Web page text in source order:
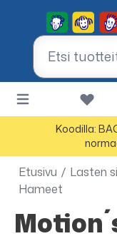
Koodilla:
Etusivu / Lasten
Hameet